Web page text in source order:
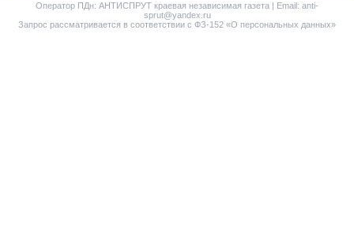
Оператор ПДн: АНТИСПРУТ краевая независимая газета | Email: anti-
sprut@yandex.ru
Запрос рассматривается в соответствии с ФЗ-152 «О персональных данных»